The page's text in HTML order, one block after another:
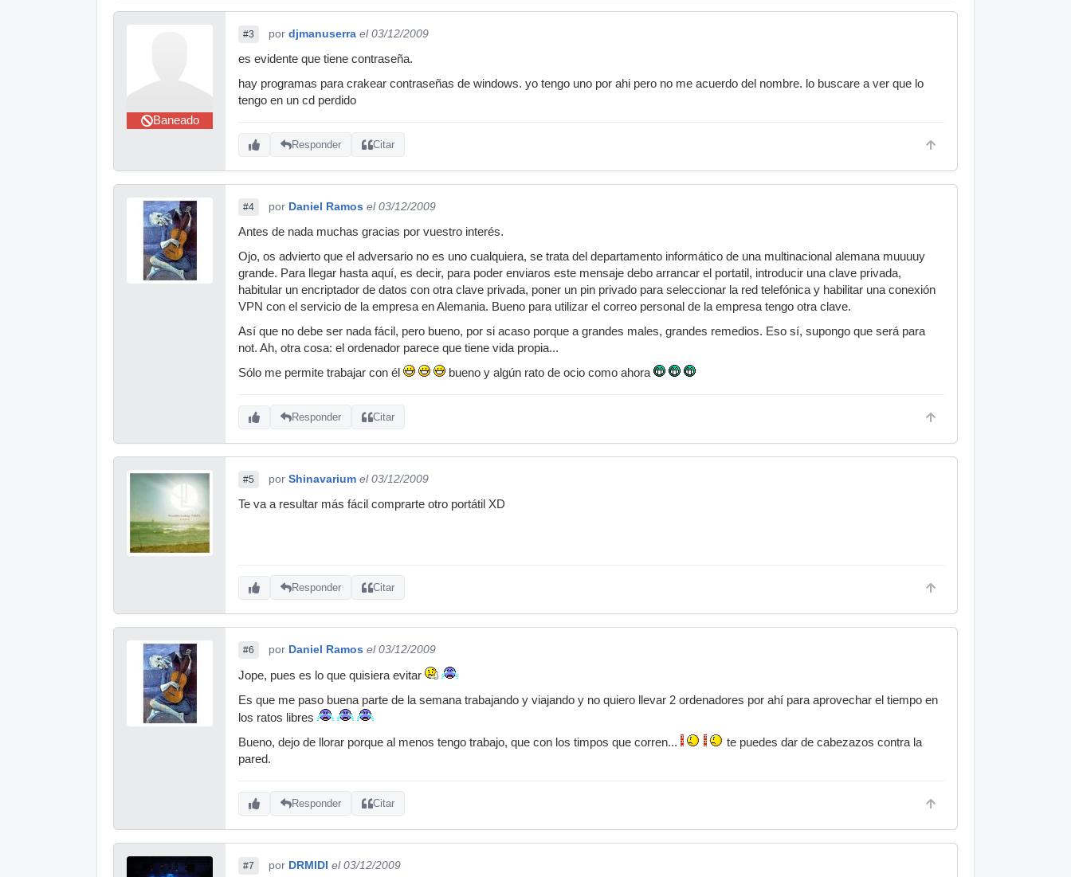
Baneado
#3 por djmanuserra el 03/12/2009
es evidente que tiene contraseña.
hay programas para crakear contraseñas de windows. yo tengo uno por ahi pero no me acuerdo del nombre. lo buscare a ver que lo
tengo en un cd perdido
Responder Citar
#4 por Daniel Ramos el 03/12/2009
Antes de nada muchas gracias por vuestro interés.
Ojo, os advierto que el adversario no es uno cualquiera, se trata del departamento informático de una multinacional alemana muuuuy
grande. Para llegar hasta aquí, es decir, para poder enviaros este mensaje debo arrancar el portatil, introducir una clave privada,
habitular un encriptador de datos con otra clave privada, poner un pin privado para seleccionar la red telefónica y habilitar una conexión
VPN con el servicio de la empresa en Alemania. Bueno para utilizar el correo personal de la empresa tengo otra clave.
Así que no debe ser nada fácil, pero bueno, por si acaso porque a grandes males, grandes remedios. Eso sí, supongo que será para
not. Ah, otra cosa: el ordenador parece que tiene vida propia...
Sólo me permite trabajar con él
bueno y algún rato de ocio como ahora
Responder Citar
#5 por Shinavarium el 03/12/2009
Te va a resultar más fácil comprarte otro portátil XD
Responder Citar
#6 por Daniel Ramos el 03/12/2009
Jope, pues es lo que quisiera evitar
Es que me paso buena parte de la semana trabajando y viajando y no quiero llevar 2 ordenadores por ahí para aprovechar el tiempo en
los ratos libres
Bueno, dejo de llorar porque al menos tengo trabajo, que con los timpos que corren...
te puedes dar de cabezazos contra la
pared.
Responder Citar
#7 por DRMIDI el 03/12/2009